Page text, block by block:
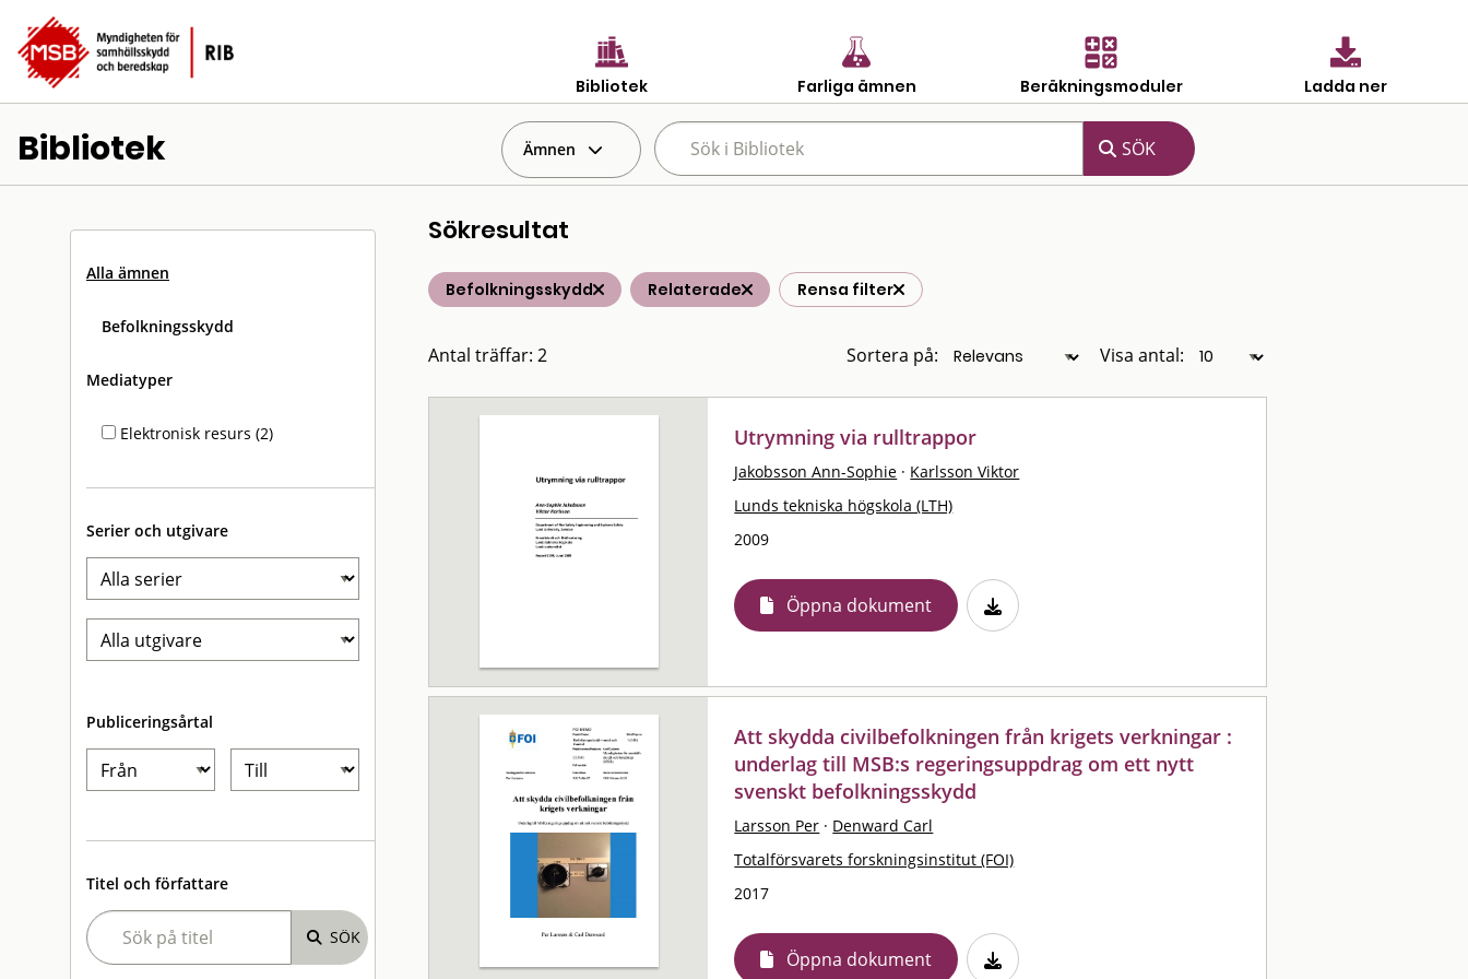
Bibliotek Farliga ämnen Beräkningsmoduler Ladda ner
Bibliotek Ämnen
Alla ämnen
Befolkningsskydd
Mediatyper
Elektronisk resurs (2)
Serier och utgivare
Publiceringsårtal
Titel och författare
Sökresultat
Befolkningsskydd Relaterade Rensa filter
Antal träffar: 2 Sortera på: Visa antal:
Utrymning via rulltrappor
Jakobsson Ann-Sophie · Karlsson Viktor
Lunds tekniska högskola (LTH)
2009
Öppna dokument
Att skydda civilbefolkningen från krigets verkningar :
underlag till MSB:s regeringsuppdrag om ett nytt
svenskt befolkningsskydd
Larsson Per · Denward Carl
Totalförsvarets forskningsinstitut (FOI)
2017
Öppna dokument